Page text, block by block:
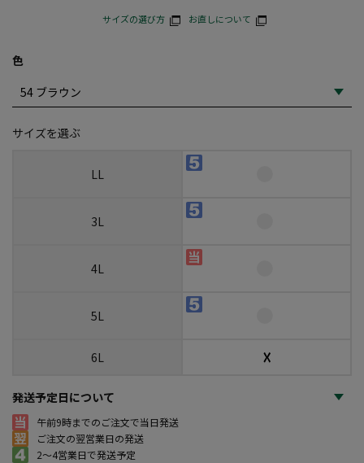
サイズの選び方 お直しについて
色
サイズを選ぶ
LL
3L
4L
5L
6L ☓
発送予定日について
午前9時までのご注文で当日発送
ご注文の翌営業日の発送
2～4営業日で発送予定